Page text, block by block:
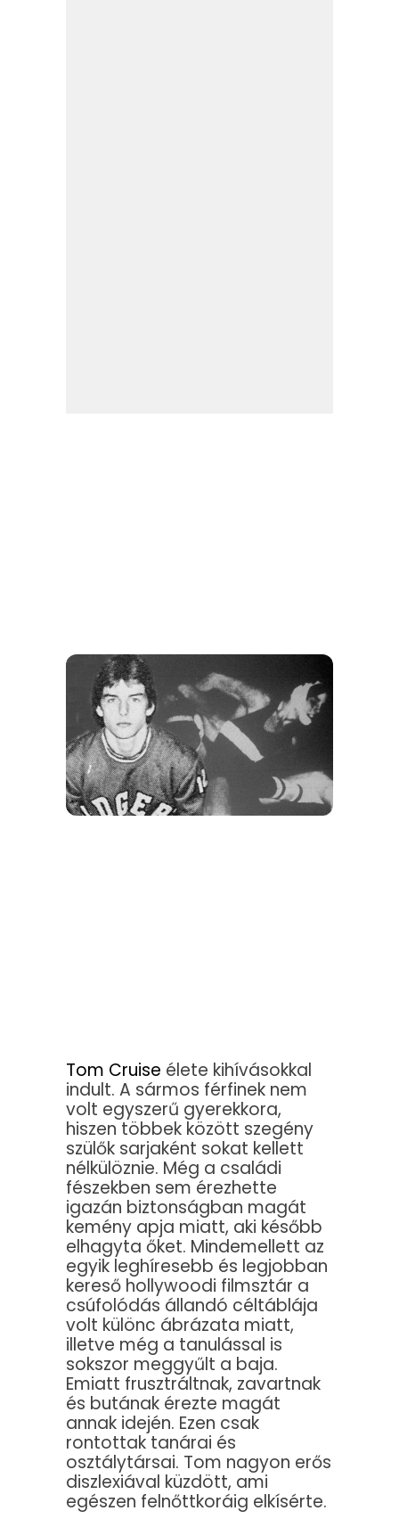
Tom Cruise élete kihívásokkal
indult. A sármos férfinek nem
volt egyszerű gyerekkora,
hiszen többek között szegény
szülők sarjaként sokat kellett
nélkülöznie. Még a családi
fészekben sem érezhette
igazán biztonságban magát
kemény apja miatt, aki később
elhagyta őket. Mindemellett az
egyik leghíresebb és legjobban
kereső hollywoodi filmsztár a
csúfolódás állandó céltáblája
volt különc ábrázata miatt,
illetve még a tanulással is
sokszor meggyűlt a baja.
Emiatt frusztráltnak, zavartnak
és butának érezte magát
annak idején. Ezen csak
rontottak tanárai és
osztálytársai. Tom nagyon erős
diszlexiával küzdött, ami
egészen felnőttkoráig elkísérte.